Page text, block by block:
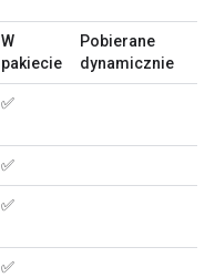
W
pakiecie
Pobierane
dynamicznie
✅
✅
✅
✅